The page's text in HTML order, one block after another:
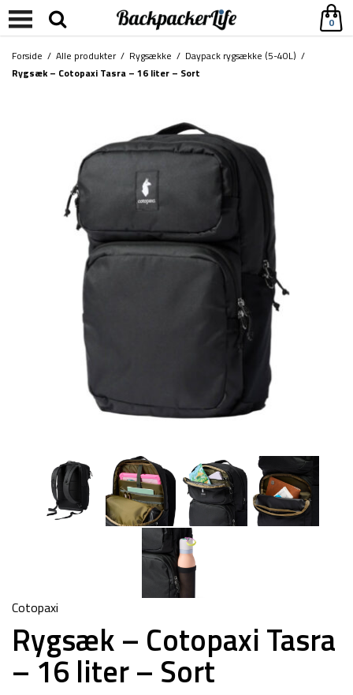
0
Forside / Alle produkter/ Rygsække / Daypack rygsække (5-40L) /
Rygsæk – Cotopaxi Tasra – 16 liter – Sort
Cotopaxi
Rygsæk – Cotopaxi Tasra
– 16 liter – Sort